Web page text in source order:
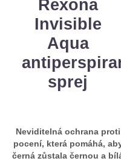
Rexona
Invisible
Aqua
sprej
Neviditelná ochrana proti
pocení, která pomáhá,
černá zůstala černou a